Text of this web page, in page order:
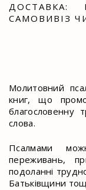
САМОВИВІЗ
Молитовний
книг, що
благословенну
слова.
Псалмами
переживань,
подоланні
Батьківщини